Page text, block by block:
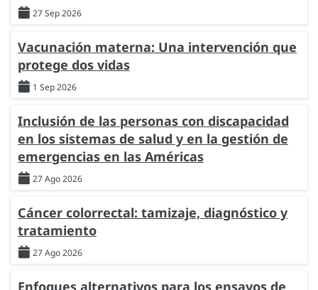
27 Sep 2026
Vacunación materna: Una intervención que
protege dos vidas
1 Sep 2026
Inclusión de las personas con discapacidad
en los sistemas de salud y en la gestión de
emergencias en las Américas
27 Ago 2026
Cáncer colorrectal: tamizaje, diagnóstico y
tratamiento
27 Ago 2026
Enfoques alternativos para los ensayos de